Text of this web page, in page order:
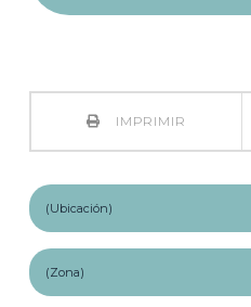
IMPRIMIR